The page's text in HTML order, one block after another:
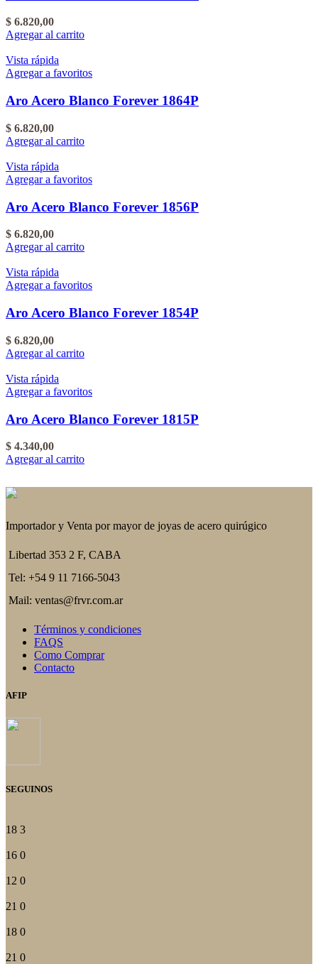
$ 6.820,00
Agregar al carrito
Vista rápida
Agregar a favoritos
Aro Acero Blanco Forever 1864P
$ 6.820,00
Agregar al carrito
Vista rápida
Agregar a favoritos
Aro Acero Blanco Forever 1856P
$ 6.820,00
Agregar al carrito
Vista rápida
Agregar a favoritos
Aro Acero Blanco Forever 1854P
$ 6.820,00
Agregar al carrito
Vista rápida
Agregar a favoritos
Aro Acero Blanco Forever 1815P
$ 4.340,00
Agregar al carrito
Importador y Venta por mayor de joyas de acero quirúgico
Libertad 353 2 F, CABA
Tel: +54 9 11 7166-5043
Mail: ventas@frvr.com.ar
Términos y condiciones
FAQS
Como Comprar
Contacto
AFIP
SEGUINOS
18 3
16 0
12 0
21 0
18 0
21 0